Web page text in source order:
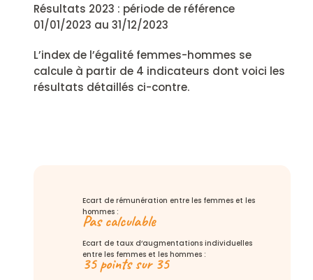
Résultats 2023 : période de référence
01/01/2023 au 31/12/2023
L’index de l’égalité femmes-hommes se
calcule à partir de 4 indicateurs dont voici les
résultats détaillés ci-contre.
Ecart de rémunération entre les femmes et les
hommes :
Pas calculable
Ecart de taux d’augmentations individuelles
entre les femmes et les hommes :
35 points sur 35